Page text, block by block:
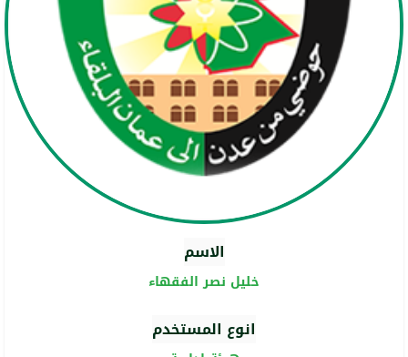
الاسم
خليل نصر الفقهاء
انوع المستخدم